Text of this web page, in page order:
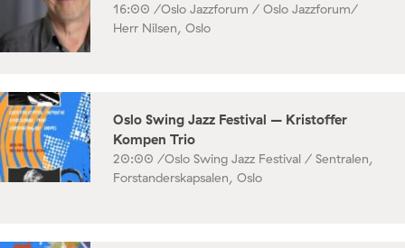
16:00 /Oslo Jazzforum / Oslo Jazzforum/
Herr Nilsen, Oslo
Oslo Swing Jazz Festival – Kristoffer
Kompen Trio
20:00 /Oslo Swing Jazz Festival / Sentralen,
Forstanderskapsalen, Oslo